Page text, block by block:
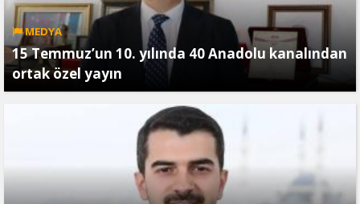
MEDYA
15 Temmuz’un 10. yılında 40 Anadolu kanalından
ortak özel yayın